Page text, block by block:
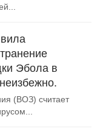
Эбола в
(ВОЗ) считает